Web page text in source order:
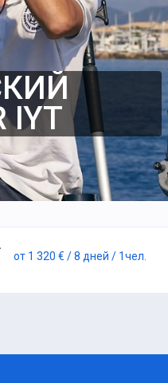
IYT
IYT
от 1 320 € / 8 дней / 1чел.